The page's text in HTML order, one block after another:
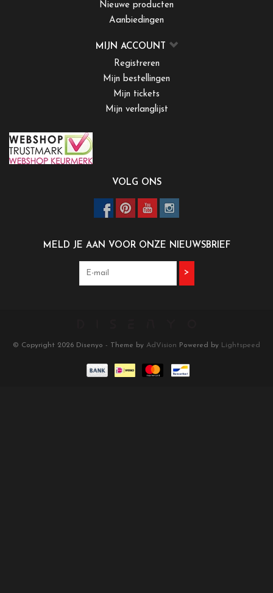
Nieuwe producten
Aanbiedingen
MIJN ACCOUNT
Registreren
Mijn bestellingen
Mijn tickets
Mijn verlanglijst
VOLG ONS
MELD JE AAN VOOR ONZE NIEUWSBRIEF
>
© Copyright 2026 Disenyo - Theme by AdVision Powered by Lightspeed